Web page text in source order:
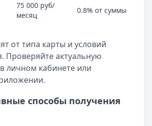
75 000 руб/
месяц
0.8% от суммы
от типа карты и условий
Проверяйте актуальную
личном кабинете или
способы получения